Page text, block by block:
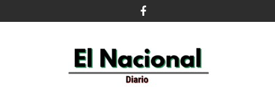
al